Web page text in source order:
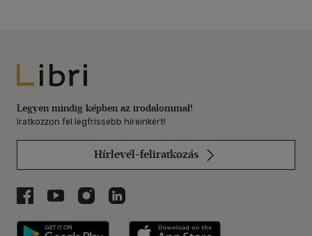
Libri
Legyen mindig képben az irodalommal!
Iratkozzon fel legfrissebb híreinkért!
Hírlevél-feliratkozás
Libri a Facebookon
Libri a Youtube-on
Libri az Instagramon
Libri a LinkedInen
Libri applikáció Szerezd meg: Google